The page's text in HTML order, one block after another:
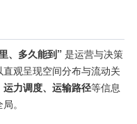
、多久能到” 是运营与决策
观呈现空间分布与流动关
力调度、运输路径等信息
。